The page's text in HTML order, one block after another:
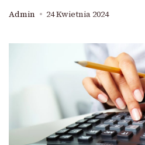
Admin 24 Kwietnia 2024